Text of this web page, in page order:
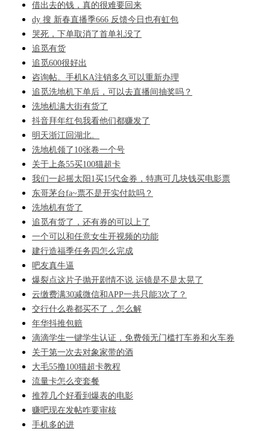
借出去的钱，真的很难要回来
dy 搜 新春直播季666 反馈今日也有虹包
哭死，下单取消了首单礼没了
追觅有货
追觅600很好出
咨询帖。手机KA注销多久可以重新办理
追觅洗地机下单后，可以去直播间抽奖吗？
洗地机满大街有货了
抖音拜年红包我看他们都赚发了
明天浙江回湖北。
洗地机领了10张卷一个号
关于上条55买100猫超卡
我们一起摇太阳1买15代金券，特惠可几块钱买电影票
东哥茅台fa~票不是开实付款吗？
洗地机有货了
追觅有货了，还有券的可以上了
一个可以和任意女生开视频的功能
建行造福季任务四怎么完成
吧友真牛逼
爆裂点这片子抛开剧情不说 运镜是不是太晃了
云缴费满30减微信和APP一共只能3次了？
交行什么卷都买不了，怎么解
年华抖推包赔
滴滴学生一键学生认证，免费领无门槛打车券和火车券
关于第一次去对象家带的酒
大毛55撸100猫超卡教程
流量卡怎么变套餐
推荐几个好看到爆表的电影
赚吧现在发帖咋要审核
手机多的进